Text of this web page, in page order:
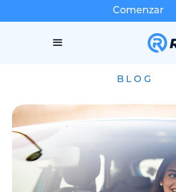
Comenzar
BLOG